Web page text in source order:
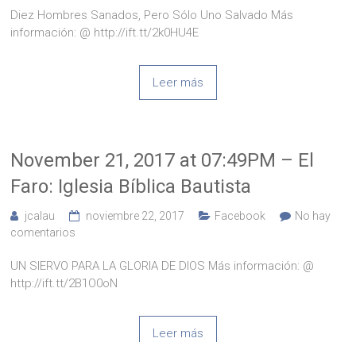
Diez Hombres Sanados, Pero Sólo Uno Salvado Más
información: @ http://ift.tt/2k0HU4E
Leer más
November 21, 2017 at 07:49PM – El
Faro: Iglesia Bíblica Bautista
jcalau noviembre 22, 2017 Facebook
No hay
comentarios
UN SIERVO PARA LA GLORIA DE DIOS Más información: @
http://ift.tt/2B1O0oN
Leer más